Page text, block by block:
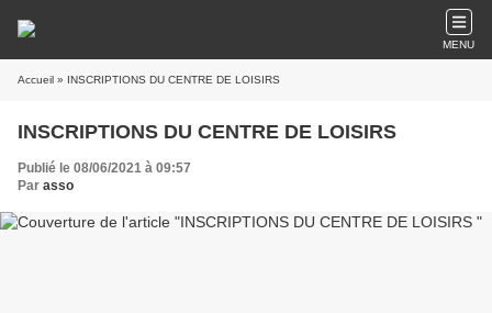
MENU
Accueil » INSCRIPTIONS DU CENTRE DE LOISIRS
INSCRIPTIONS DU CENTRE DE LOISIRS
Publié le 08/06/2021 à 09:57
Par asso